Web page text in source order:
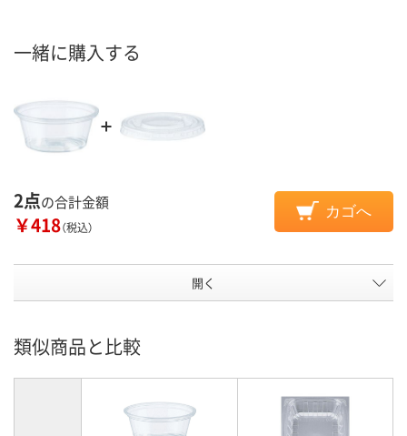
一緒に購入する
2点の合計金額
￥418（税込）
カゴへ
開く
類似商品と比較